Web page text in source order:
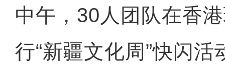
中午，30人团队在香
行“新疆文化周”快闪